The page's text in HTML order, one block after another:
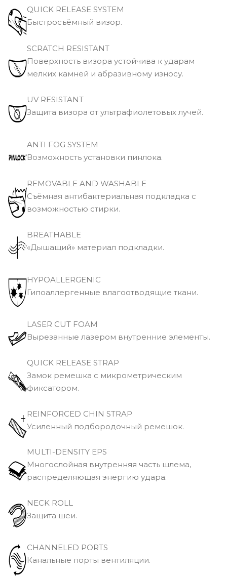
QUICK RELEASE SYSTEM
Быстросъёмный визор.
SCRATCH RESISTANT
Поверхность визора устойчива к ударам
мелких камней и абразивному износу.
UV RESISTANT
Защита визора от ультрафиолетовых лучей.
ANTI FOG SYSTEM
Возможность установки пинлока.
REMOVABLE AND WASHABLE
Съёмная антибактериальная подкладка с
возможностью стирки.
BREATHABLE
«Дышащий» материал подкладки.
HYPOALLERGENIC
Гипоаллергенные влагоотводящие ткани.
LASER CUT FOAM
Вырезанные лазером внутренние элементы.
QUICK RELEASE STRAP
Замок ремешка с микрометрическим
фиксатором.
REINFORCED CHIN STRAP
Усиленный подбородочный ремешок.
MULTI-DENSITY EPS
Многослойная внутренняя часть шлема,
распределяющая энергию удара.
NECK ROLL
Защита шеи.
CHANNELED PORTS
Канальные порты вентиляции.